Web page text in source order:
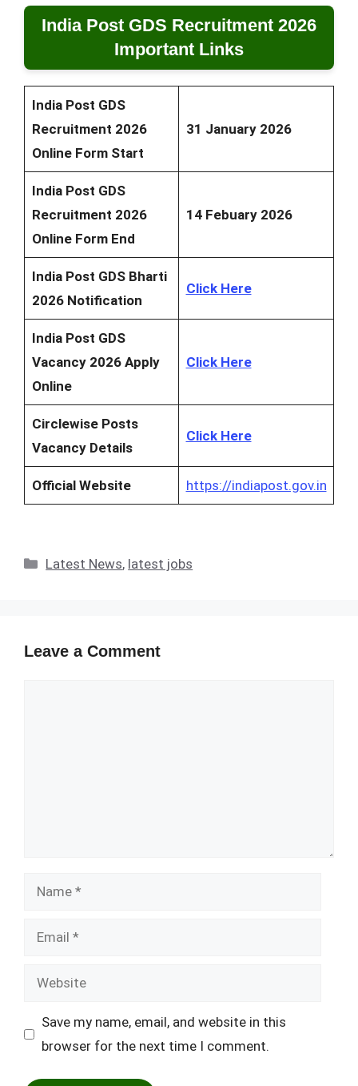
India Post GDS Recruitment 2026
Important Links
India Post GDS
Recruitment 2026
Online Form Start
31 January 2026
India Post GDS
Recruitment 2026
Online Form End
14 Febuary 2026
India Post GDS Bharti
2026 Notification
Click Here
India Post GDS
Vacancy 2026 Apply
Online
Click Here
Circlewise Posts
Vacancy Details
Click Here
Official Website https://indiapost.gov.in
Categories
Latest News, latest jobs
Leave a Comment
Name
Email
Website
Save my name, email, and website in this
browser for the next time I comment.